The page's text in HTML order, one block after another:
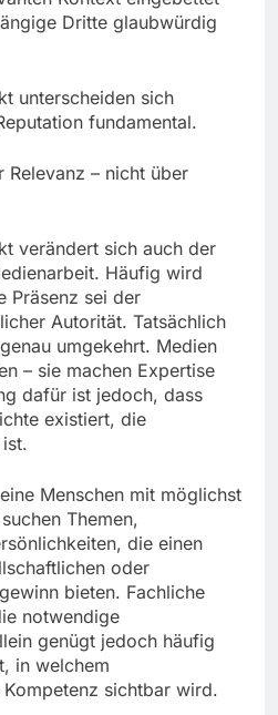
Dritte glaubwürdig
unterscheiden sich
fundamental.
Relevanz – nicht über
verändert sich auch der
Häufig wird
Präsenz sei der
Autorität. Tatsächlich
umgekehrt. Medien
– sie machen Expertise
dafür ist jedoch, dass
existiert, die
Menschen mit möglichst
Themen,
die einen
oder
bieten. Fachliche
notwendige
genügt jedoch häufig
in welchem
sichtbar wird.